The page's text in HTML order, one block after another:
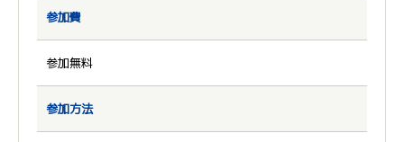
参加費
参加無料
参加方法